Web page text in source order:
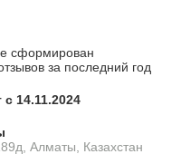
сформирован
за последний год
с 14.11.2024
Алматы, Казахстан